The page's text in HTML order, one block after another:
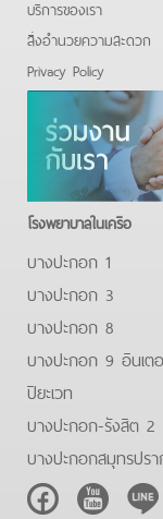
บริการของเรา
สิ่งอำนวยความสะดวก
Privacy Policy
โรงพยาบาลในเครือ
บางปะกอก 1
บางปะกอก 3
บางปะกอก 8
บางปะกอก 9 อินเต
ปิยะเวท
บางปะกอก-รังสิต 2
บางปะกอกสมุทรปร
FacebookYoutubeLine